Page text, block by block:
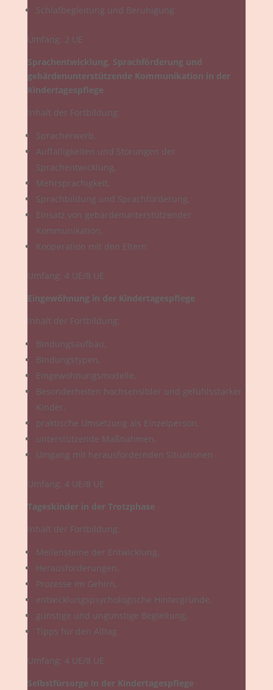
Schlafbegleitung und Beruhigung
Umfang: 2 UE
Sprachentwicklung, Sprachförderung und
gebärdenunterstützende Kommunikation in der
Kindertagespflege
Inhalt der Fortbildung:
Spracherwerb,
Auffälligkeiten und Störungen der
Sprachentwicklung,
Mehrsprachigkeit,
Sprachbildung und Sprachförderung,
Einsatz von gebärdenunterstützender
Kommunikation,
Kooperation mit den Eltern
Umfang: 4 UE/8 UE
Eingewöhnung in der Kindertagespflege
Inhalt der Fortbildung:
Bindungsaufbau,
Bindungstypen,
Eingewöhnungsmodelle,
Besonderheiten hochsensibler und gefühlsstarker
Kinder,
praktische Umsetzung als Einzelperson,
unterstützende Maßnahmen,
Umgang mit herausfordernden Situationen
Umfang: 4 UE/8 UE
Tageskinder in der Trotzphase
Inhalt der Fortbildung:
Meilensteine der Entwicklung,
Herausforderungen,
Prozesse im Gehirn,
entwicklungspsychologische Hintergründe,
günstige und ungünstige Begleitung,
Tipps für den Alltag
Umfang: 4 UE/8 UE
Selbstfürsorge in der Kindertagespflege